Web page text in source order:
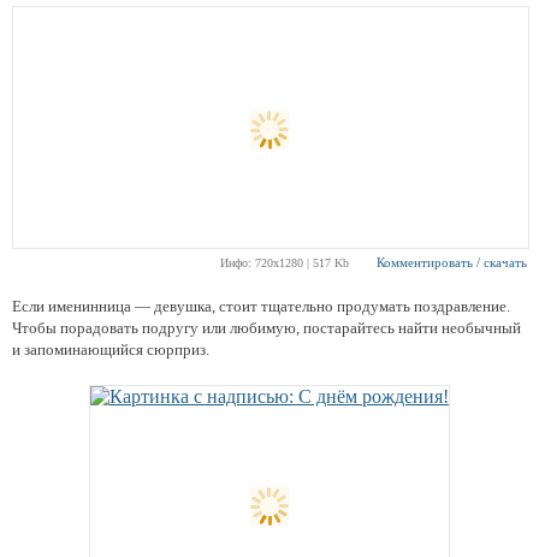
Инфо: 720х1280 | 517 Kb Комментировать / скачать
Если именинница — девушка, стоит тщательно продумать поздравление.
Чтобы порадовать подругу или любимую, постарайтесь найти необычный
и запоминающийся сюрприз.